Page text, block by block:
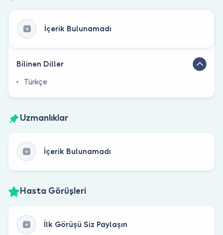
İçerik Bulunamadı
Bilinen Diller
Türkçe
Uzmanlıklar
İçerik Bulunamadı
Hasta Görüşleri
İlk Görüşü Siz Paylaşın